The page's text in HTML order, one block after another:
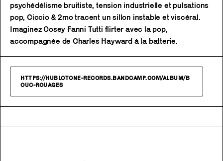
psychédélisme bruitiste, tension industrielle et pulsations
pop, Ciccio & 2mo tracent un sillon instable et viscéral.
Imaginez Cosey Fanni Tutti flirter avec la pop,
accompagnée de Charles Hayward à la batterie.
HTTPS://HUBLOTONE-RECORDS.BANDCAMP.COM/ALBUM/B
OUC-ROUAGES